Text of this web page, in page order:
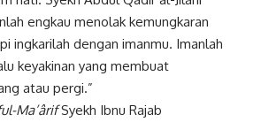
engkau menolak kemungkaran
ingkarilah dengan imanmu. Imanlah
keyakinan yang membuat
atau pergi.”
Ma’ârifSyekh Ibnu Rajab